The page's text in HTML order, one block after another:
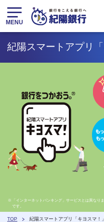
MENU
紀陽スマートアプリ「
「インターネットバンキング」サービスとは異な
です。
TOP 紀陽スマートアプリ「キヨスマ！」